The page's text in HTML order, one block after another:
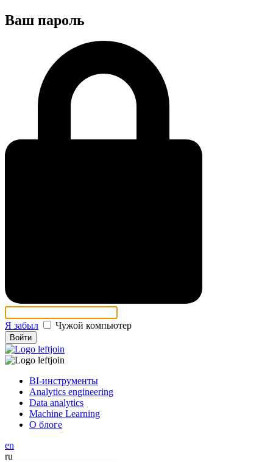
Ваш пароль
Я забыл Чужой компьютер
Войти
BI-инструменты
Analytics engineering
Data analytics
Machine Learning
О блоге
en
ru